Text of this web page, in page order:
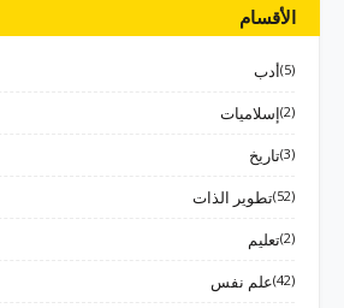
الأقسام
أدب (5)
إسلاميات (2)
تاريخ (3)
تطوير الذات (52)
تعليم (2)
علم نفس (42)